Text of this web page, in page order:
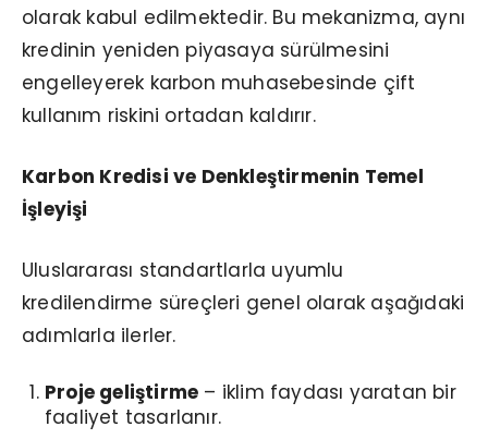
olarak kabul edilmektedir. Bu mekanizma, aynı
kredinin yeniden piyasaya sürülmesini
engelleyerek karbon muhasebesinde çift
kullanım riskini ortadan kaldırır.
Karbon Kredisi ve Denkleştirmenin Temel
İşleyişi
Uluslararası standartlarla uyumlu
kredilendirme süreçleri genel olarak aşağıdaki
adımlarla ilerler.
Proje geliştirme – iklim faydası yaratan bir
faaliyet tasarlanır.